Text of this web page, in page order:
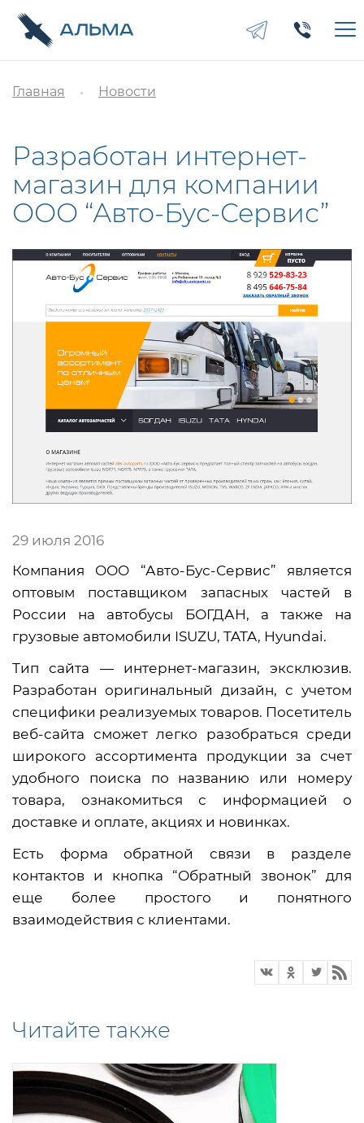
Главная Новости
Разработан интернет-
магазин для компании
ООО “Авто-Бус-Сервис”
29 июля 2016
Компания ООО “Авто-Бус-Сервис” является
оптовым поставщиком запасных частей в
России на автобусы БОГДАН, а также на
грузовые автомобили ISUZU, TATA, Hyundai.
Тип сайта — интернет-магазин, эксклюзив.
Разработан оригинальный дизайн, с учетом
специфики реализуемых товаров. Посетитель
веб-сайта сможет легко разобраться среди
широкого ассортимента продукции за счет
удобного поиска по названию или номеру
товара, ознакомиться с информацией о
доставке и оплате, акциях и новинках.
Есть форма обратной связи в разделе
контактов и кнопка “Обратный звонок” для
еще более простого и понятного
взаимодействия с клиентами.
Читайте также